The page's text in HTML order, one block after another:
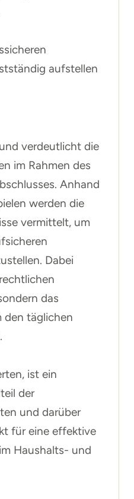
aufstellen
verdeutlicht die
im Rahmen des
Anhand
werden die
vermittelt, um
Dabei
das
den täglichen
ist ein
der
und darüber
für eine effektive
Haushalts- und